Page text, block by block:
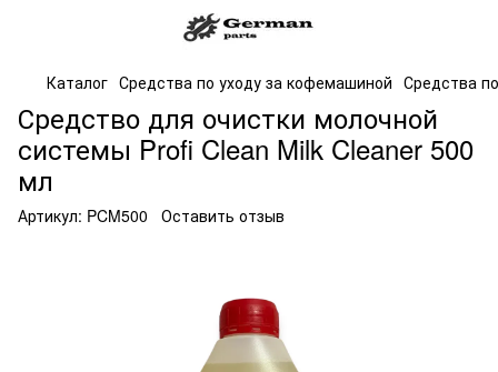
Каталог Средства по уходу за кофемашиной Средства
Средство для очистки молочной
системы Profi Clean Milk Cleaner 500
мл
Артикул: PCM500 Оставить отзыв